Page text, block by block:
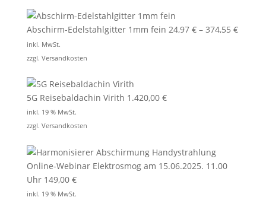
Abschirm-Edelstahlgitter 1mm fein 24,97 €– 374,55 €
inkl. MwSt.
zzgl. Versandkosten
5G Reisebaldachin Virith 1.420,00 €
inkl. 19 % MwSt.
zzgl. Versandkosten
Online-Webinar Elektrosmog am 15.06.2025. 11.00
Uhr 149,00 €
inkl. 19 % MwSt.